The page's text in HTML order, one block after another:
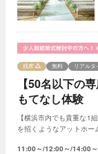
【50名以下の
もてなし体験
残席 無料 リアルタ
【横浜市内でも貴重な1
を招くようなアットホー
11:00～ 12:00～ 14:00～